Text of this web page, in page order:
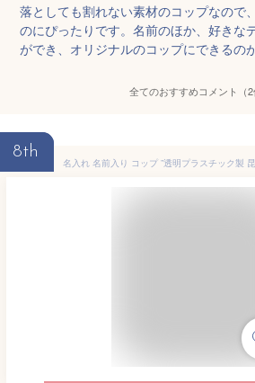
落としても割れない素材のコップなので
のにぴったりです。名前のほか、好きな
ができ、オリジナルのコップにできるの
全てのおすすめコメント（2
8th